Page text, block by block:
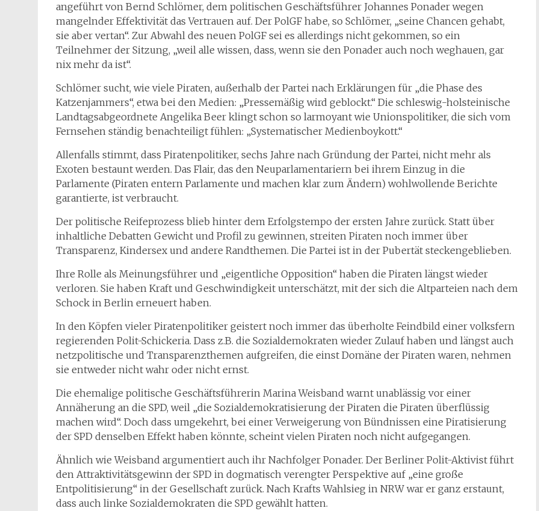
angeführt von Bernd Schlömer, dem politischen Geschäftsführer Johannes Ponader wegen
mangelnder Effektivität das Vertrauen auf. Der PolGF habe, so Schlömer, „seine Chancen gehabt,
sie aber vertan“. Zur Abwahl des neuen PolGF sei es allerdings nicht gekommen, so ein
Teilnehmer der Sitzung, „weil alle wissen, dass, wenn sie den Ponader auch noch weghauen, gar
nix mehr da ist“.
Schlömer sucht, wie viele Piraten, außerhalb der Partei nach Erklärungen für „die Phase des
Katzenjammers“, etwa bei den Medien: „Pressemäßig wird geblockt.“ Die schleswig-holsteinische
Landtagsabgeordnete Angelika Beer klingt schon so larmoyant wie Unionspolitiker, die sich vom
Fernsehen ständig benachteiligt fühlen: „Systematischer Medienboykott.“
Allenfalls stimmt, dass Piratenpolitiker, sechs Jahre nach Gründung der Partei, nicht mehr als
Exoten bestaunt werden. Das Flair, das den Neuparlamentariern bei ihrem Einzug in die
Parlamente (Piraten entern Parlamente und machen klar zum Ändern) wohlwollende Berichte
garantierte, ist verbraucht.
Der politische Reifeprozess blieb hinter dem Erfolgstempo der ersten Jahre zurück. Statt über
inhaltliche Debatten Gewicht und Profil zu gewinnen, streiten Piraten noch immer über
Transparenz, Kindersex und andere Randthemen. Die Partei ist in der Pubertät steckengeblieben.
Ihre Rolle als Meinungsführer und „eigentliche Opposition“ haben die Piraten längst wieder
verloren. Sie haben Kraft und Geschwindigkeit unterschätzt, mit der sich die Altparteien nach dem
Schock in Berlin erneuert haben.
In den Köpfen vieler Piratenpolitiker geistert noch immer das überholte Feindbild einer volksfern
regierenden Polit-Schickeria. Dass z.B. die Sozialdemokraten wieder Zulauf haben und längst auch
netzpolitische und Transparenzthemen aufgreifen, die einst Domäne der Piraten waren, nehmen
sie entweder nicht wahr oder nicht ernst.
Die ehemalige politische Geschäftsführerin Marina Weisband warnt unablässig vor einer
Annäherung an die SPD, weil „die Sozialdemokratisierung der Piraten die Piraten überflüssig
machen wird“. Doch dass umgekehrt, bei einer Verweigerung von Bündnissen eine Piratisierung
der SPD denselben Effekt haben könnte, scheint vielen Piraten noch nicht aufgegangen.
Ähnlich wie Weisband argumentiert auch ihr Nachfolger Ponader. Der Berliner Polit-Aktivist führt
den Attraktivitätsgewinn der SPD in dogmatisch verengter Perspektive auf „eine große
Entpolitisierung“ in der Gesellschaft zurück. Nach Krafts Wahlsieg in NRW war er ganz erstaunt,
dass auch linke Sozialdemokraten die SPD gewählt hatten.